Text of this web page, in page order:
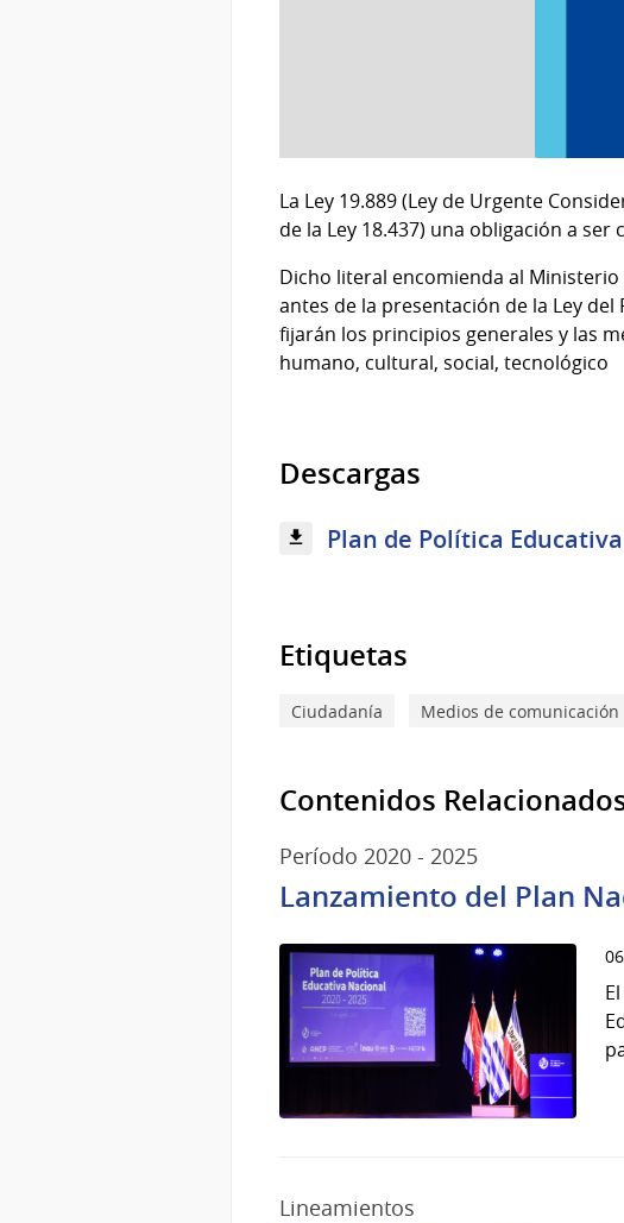
La Ley 19.889 (Ley de Urgente
de la Ley 18.437) una obligación a
Dicho literal encomienda al Ministerio
antes de la presentación de la Ley
fijarán los principios generales y las
humano, cultural, social, tecnológico
Descargas
Plan de Política
Etiquetas
Ciudadanía Medios de comunicación
Contenidos
Período 2020 - 2025
Lanzamiento del Plan
Lineamientos